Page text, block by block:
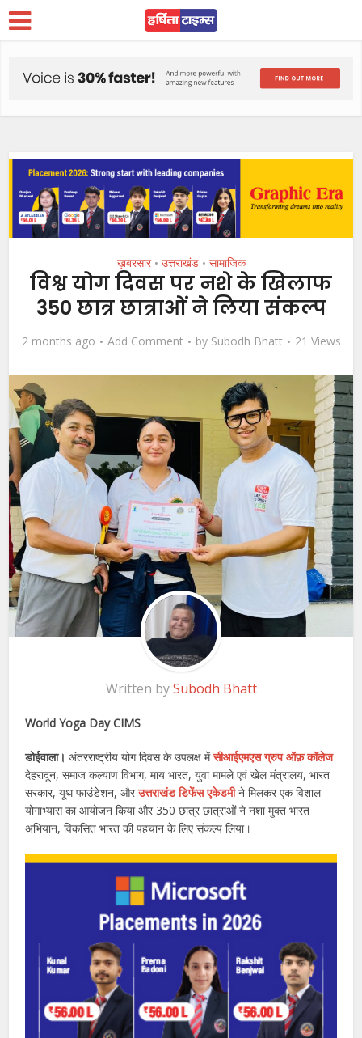
ख़बरसार • उत्तराखंड • सामाजिक
विश्व योग दिवस पर नशे के खिलाफ
350 छात्र छात्राओं ने लिया संकल्प
2 months ago Add Comment by Subodh Bhatt 21 Views
Written bySubodh Bhatt
World Yoga Day CIMS
डोईवाला। अंतरराष्ट्रीय योग दिवस के उपलक्ष मेंसीआईएमएस ग्रुप ऑफ़ कॉलेज
देहरादून, समाज कल्याण विभाग, माय भारत, युवा मामले एवं खेल मंत्रालय, भारत
सरकार, यूथ फाउंडेशन, औरउत्तराखंड डिफेंस एकेडमीने मिलकर एक विशाल
योगाभ्यास का आयोजन किया और 350 छात्र छात्राओं ने नशा मुक्त भारत
अभियान, विकसित भारत की पहचान के लिए संकल्प लिया।